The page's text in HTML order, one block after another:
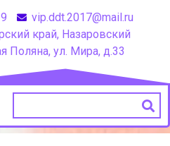
vip.ddt.2017@mail.ru
край, Назаровский
Поляна, ул. Мира, д.33